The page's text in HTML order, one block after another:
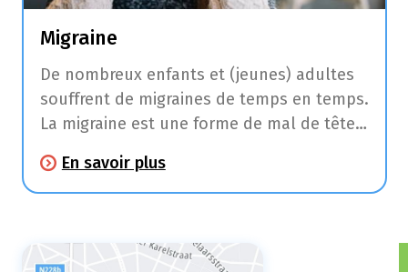
Migraine
De nombreux enfants et (jeunes) adultes
souffrent de migraines de temps en temps.
La migraine est une forme de mal de tête
qui peuvent durer d’une demi-journée à
trois jours.
En savoir plus